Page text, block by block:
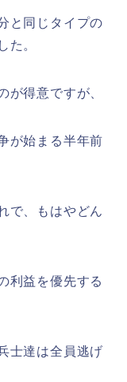
と同じタイプの
た。
が得意ですが、
が始まる半年前
で、もはやどん
利益を優先する
士達は全員逃げ